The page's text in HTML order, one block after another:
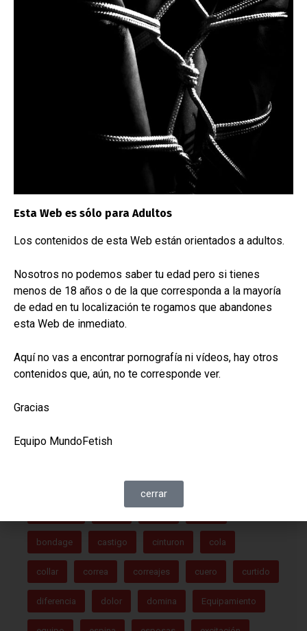
ÚLTIMAS CREACIONES
Arnés de cabeza
NUBE DE ETIQUETAS
bondage castigo cinturon cola
collar correa correajes cuero curtido
diferencia dolor domina Equipamiento
Esta Web es sólo para Adultos
Los contenidos de esta Web están orientados a adultos.
Nosotros no podemos saber tu edad pero si tienes
menos de 18 años o de la que corresponda a la mayoría
de edad en tu localización te rogamos que abandones
esta Web de inmediato.
Aquí no vas a encontrar pornografía ni vídeos, hay otros
contenidos que, aún, no te corresponde ver.
Gracias
Equipo MundoFetish
cerrar